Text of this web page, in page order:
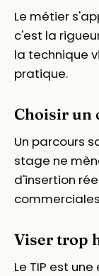
Le métier
c'est la
la technique
pratique.
Choisir un
Un parcours
stage ne
d'insertion
Viser trop
Le TIP est